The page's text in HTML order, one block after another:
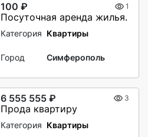
100 ₽ 1
Посуточная аренда жилья.
Категория Квартиры
Город Симферополь
6 555 555 ₽ 3
Прода квартиру
Категория Квартиры